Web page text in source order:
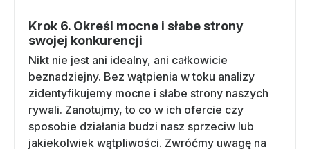
Krok 6. Określ mocne i słabe strony
swojej konkurencji
Nikt nie jest ani idealny, ani całkowicie
beznadziejny. Bez wątpienia w toku analizy
zidentyfikujemy mocne i słabe strony naszych
rywali. Zanotujmy, to co w ich ofercie czy
sposobie działania budzi nasz sprzeciw lub
jakiekolwiek wątpliwości. Zwróćmy uwagę na